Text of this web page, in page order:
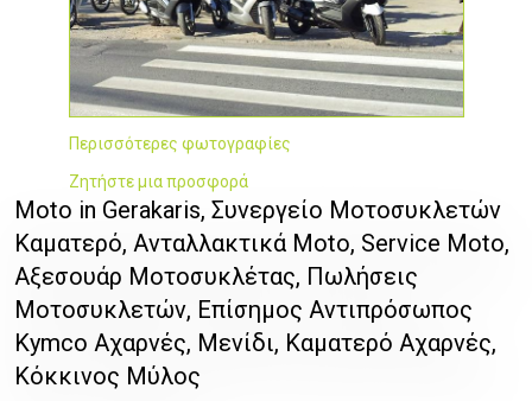
Περισσότερες φωτογραφίες
Ζητήστε μια προσφορά
Moto in Gerakaris, Συνεργείο Μοτοσυκλετών
Καματερό, Ανταλλακτικά Moto, Service Moto,
Αξεσουάρ Μοτοσυκλέτας, Πωλήσεις
Μοτοσυκλετών, Επίσημος Αντιπρόσωπος
Kymco Αχαρνές, Μενίδι, Καματερό Αχαρνές,
Κόκκινος Μύλος